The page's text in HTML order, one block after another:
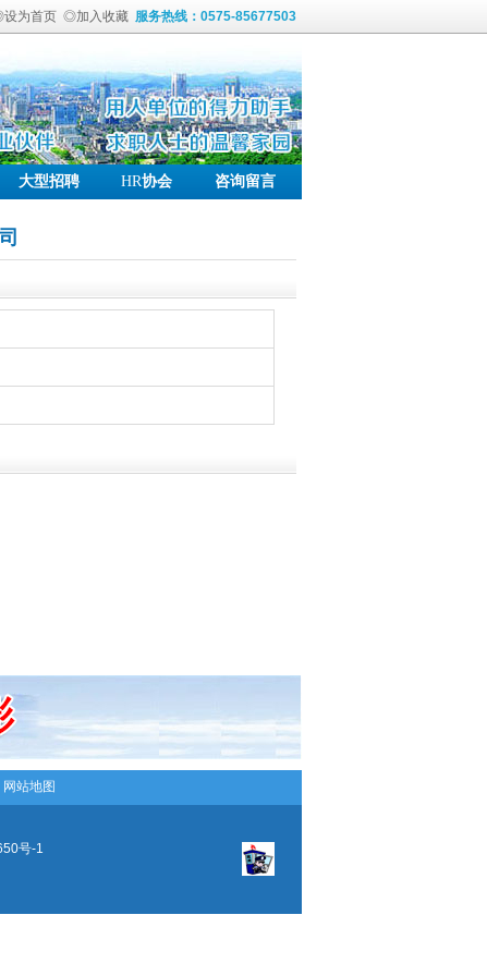
为首页 ◎加入收藏 服务热线：0575-85677503
大型招聘 HR协会 咨询留言
网站地图
号-1